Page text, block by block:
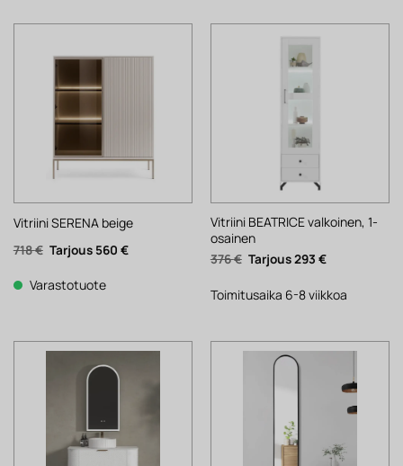
Vitriini SERENA beige
718€ Alkuperäinen
hinta
718 €.
560 €Nykyinen
Varastotuote
Vitriini BEATRICE valkoinen, 1-
osainen
376€ Alkuperäinen
hinta
376 €.
293 €Nykyinen
293 €.
Toimitusaika 6-8 viikkoa